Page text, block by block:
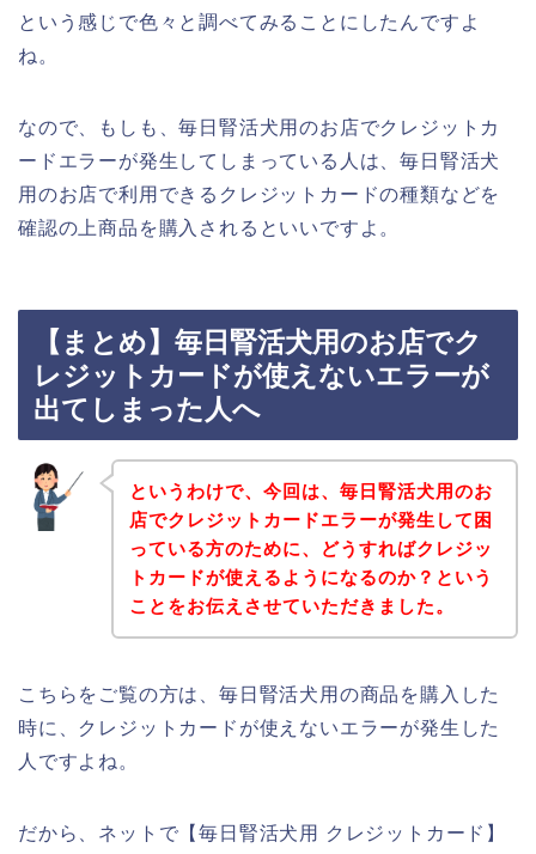
という感じで色々と調べてみることにしたんですよ
ね。
なので、もしも、毎日腎活犬用のお店でクレジットカ
ードエラーが発生してしまっている人は、毎日腎活犬
用のお店で利用できるクレジットカードの種類などを
確認の上商品を購入されるといいですよ。
【まとめ】毎日腎活犬用のお店でク
レジットカードが使えないエラーが
出てしまった人へ
というわけで、今回は、毎日腎活犬用のお
店でクレジットカードエラーが発生して困
っている方のために、どうすればクレジッ
トカードが使えるようになるのか？という
ことをお伝えさせていただきました。
こちらをご覧の方は、毎日腎活犬用の商品を購入した
時に、クレジットカードが使えないエラーが発生した
人ですよね。
だから、ネットで【毎日腎活犬用 クレジットカード】